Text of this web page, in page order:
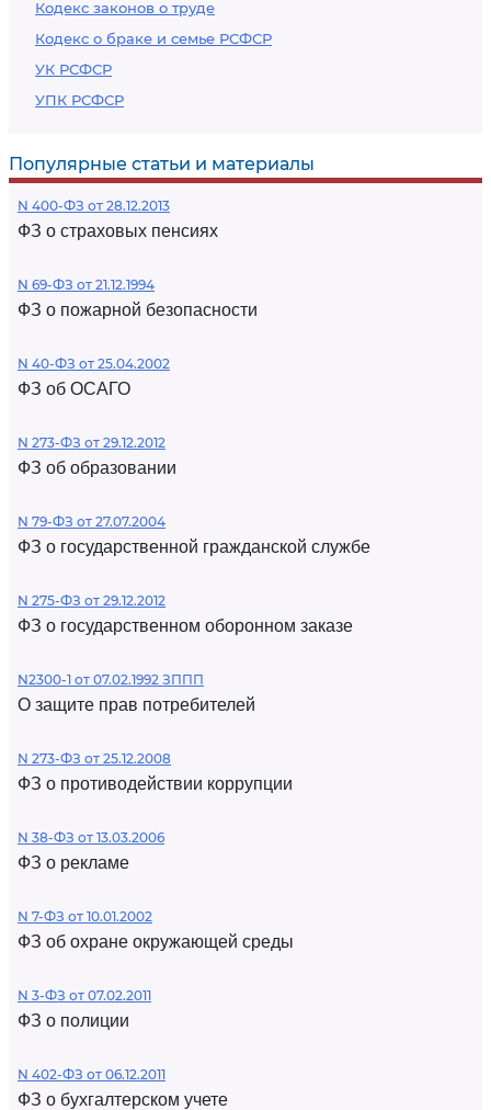
Кодекс законов о труде
Кодекс о браке и семье РСФСР
УК РСФСР
УПК РСФСР
Популярные статьи и материалы
N 400-ФЗ от 28.12.2013
ФЗ о страховых пенсиях
N 69-ФЗ от 21.12.1994
ФЗ о пожарной безопасности
N 40-ФЗ от 25.04.2002
ФЗ об ОСАГО
N 273-ФЗ от 29.12.2012
ФЗ об образовании
N 79-ФЗ от 27.07.2004
ФЗ о государственной гражданской службе
N 275-ФЗ от 29.12.2012
ФЗ о государственном оборонном заказе
N2300-1 от 07.02.1992 ЗППП
О защите прав потребителей
N 273-ФЗ от 25.12.2008
ФЗ о противодействии коррупции
N 38-ФЗ от 13.03.2006
ФЗ о рекламе
N 7-ФЗ от 10.01.2002
ФЗ об охране окружающей среды
N 3-ФЗ от 07.02.2011
ФЗ о полиции
N 402-ФЗ от 06.12.2011
ФЗ о бухгалтерском учете